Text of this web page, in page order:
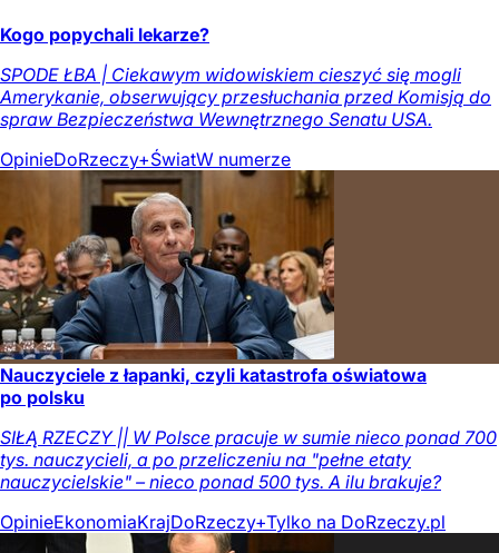
Kogo popychali lekarze?
SPODE ŁBA | Ciekawym widowiskiem cieszyć się mogli
Amerykanie, obserwujący przesłuchania przed Komisją do
spraw Bezpieczeństwa Wewnętrznego Senatu USA.
OpinieDoRzeczy+ŚwiatW numerze
Nauczyciele z łapanki, czyli katastrofa oświatowa
po polsku
SIŁĄ RZECZY || W Polsce pracuje w sumie nieco ponad 700
tys. nauczycieli, a po przeliczeniu na "pełne etaty
nauczycielskie" – nieco ponad 500 tys. A ilu brakuje?
OpinieEkonomiaKrajDoRzeczy+Tylko na DoRzeczy.pl